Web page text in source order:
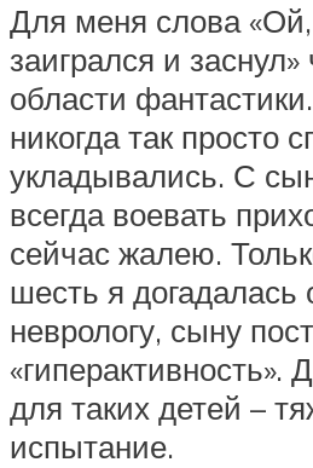
Для меня слова
заигрался и заснул»
области
никогда так просто
укладывались. С
всегда воевать
сейчас жалею.
шесть я догадалась
неврологу, сыну
«гиперактивность».
для таких детей –
испытание.